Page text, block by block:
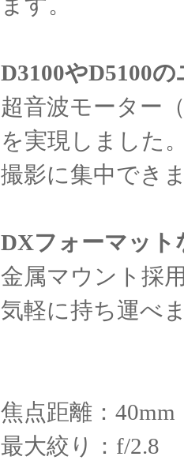
D3100やD5100
超音波モーター
を実現しました
撮影に集中でき
DXフォーマット
金属マウント採
気軽に持ち運べ
焦点距離：40mm
最大絞り：f/2.8